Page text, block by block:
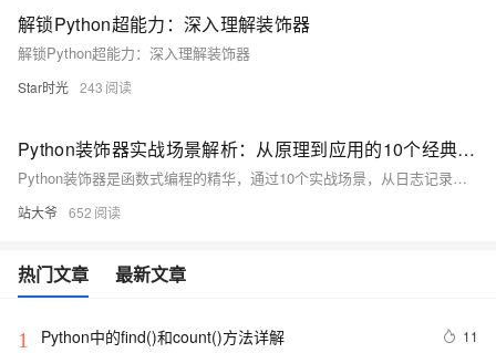
解锁Python超能力：深入理解装饰器
解锁Python超能力：深入理解装饰器
Star时光 243
Python装饰器实战场景解析：从原理到应用的10个经典案例
Python装饰器是函数式编程的精华，通过10个实战场景，从日志记录、权限验证到插件系统，全面解析其应用。掌握装饰器，让代码更优雅、灵活，提升开发效率。
站大爷 652
热门文章 最新文章
1 Python中的find()和count()方法详解 11